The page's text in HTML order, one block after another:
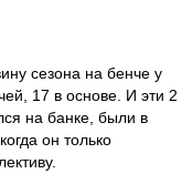
сезона на бенче у
17 в основе. И эти 2
на банке, были в
он только